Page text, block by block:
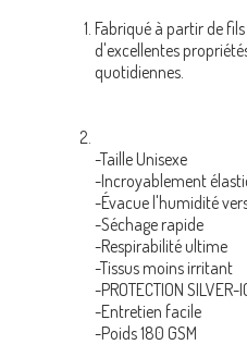
Fabriqué à partir de
d'excellentes
quotidiennes.
-Taille Unisexe
-Incroyablement
-Évacue l'humidité
-Séchage rapide
-Respirabilité ultime
-Tissus moins irritant
-PROTECTION
-Entretien facile
-Poids 180 GSM